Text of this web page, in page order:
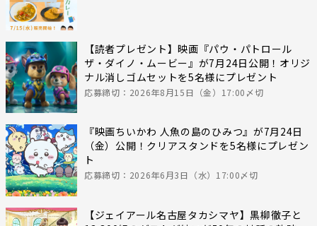
【読者プレゼント】映画『パウ・パトロール
ザ・ダイノ・ムービー』が7月24日公開！オリジ
ナル消しゴムセットを5名様にプレゼント
応募締切：2026年8月15日（金）17:00〆切
『映画ちいかわ 人魚の島のひみつ』が7月24日
（金）公開！クリアスタンドを5名様にプレゼン
ト
応募締切：2026年6月3日（水）17:00〆切
【ジェイアール名古屋タカシマヤ】黒柳徹子と